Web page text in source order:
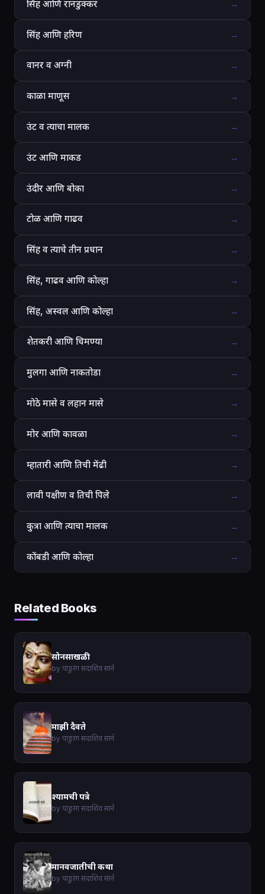
सिंह आणि रानडुक्कर →
सिंह आणि हरिण →
वानर व अग्नी →
काळा माणूस →
उंट व त्याचा मालक →
उंट आणि माकड →
उंदीर आणि बोका →
टोळ आणि गाढव →
सिंह व त्याचे तीन प्रधान →
सिंह, गाढव आणि कोल्हा →
सिंह, अस्वल आणि कोल्हा →
शेतकरी आणि चिमण्या →
मुलगा आणि नाकतोडा →
मोठे मासे व लहान मासे →
मोर आणि कावळा →
म्हातारी आणि तिची मेंढी →
लावी पक्षीण व तिची पिले →
कुत्रा आणि त्याचा मालक →
कोंबडी आणि कोल्हा →
Related Books
सोनसाखळी
by पांडुरंग सदाशिव साने
माझी दैवते
by पांडुरंग सदाशिव साने
श्यामची पत्रे
by पांडुरंग सदाशिव साने
मानवजातीची कथा
by पांडुरंग सदाशिव साने